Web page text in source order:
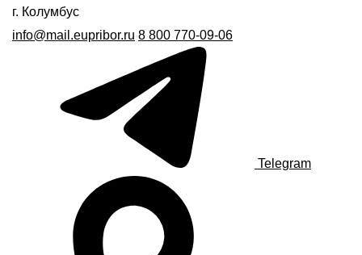
г. Колумбус
info@mail.eupribor.ru 8 800 770-09-06
Telegram